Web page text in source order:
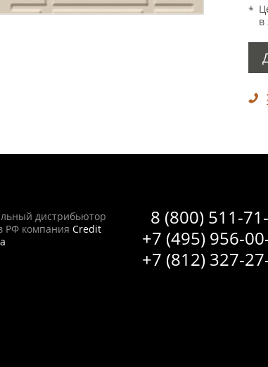
в
8 (800) 511-
+7 (495) 956-
+7 (812) 327-
дистрибьютор
РФ компания Credit